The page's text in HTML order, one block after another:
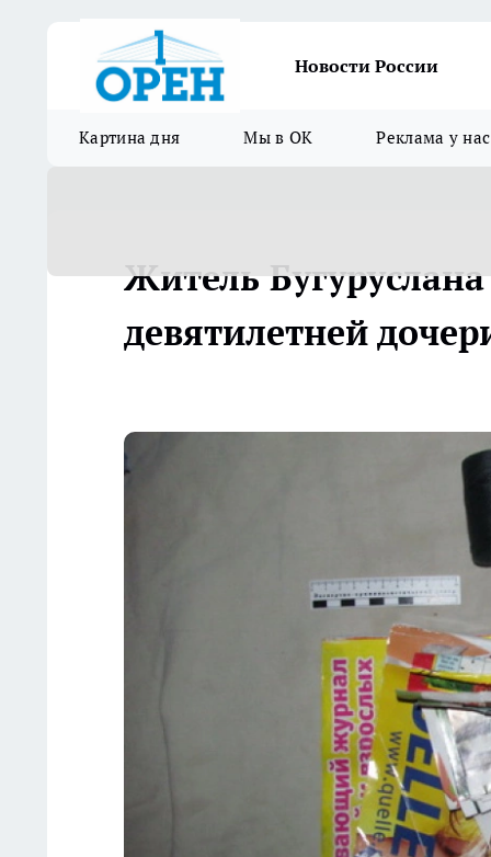
Новости России
Картина дня Мы в ОК Реклама у нас
Житель
девятилетней